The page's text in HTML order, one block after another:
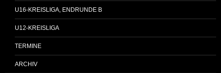
U16-KREISLIGA, ENDRUNDE B
U12-KREISLIGA
TERMINE
ARCHIV